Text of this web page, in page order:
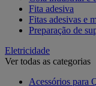
Fita adesiva
Fitas adesivas e
Preparação de
Eletricidade
Ver todas as categorias
Acessórios para